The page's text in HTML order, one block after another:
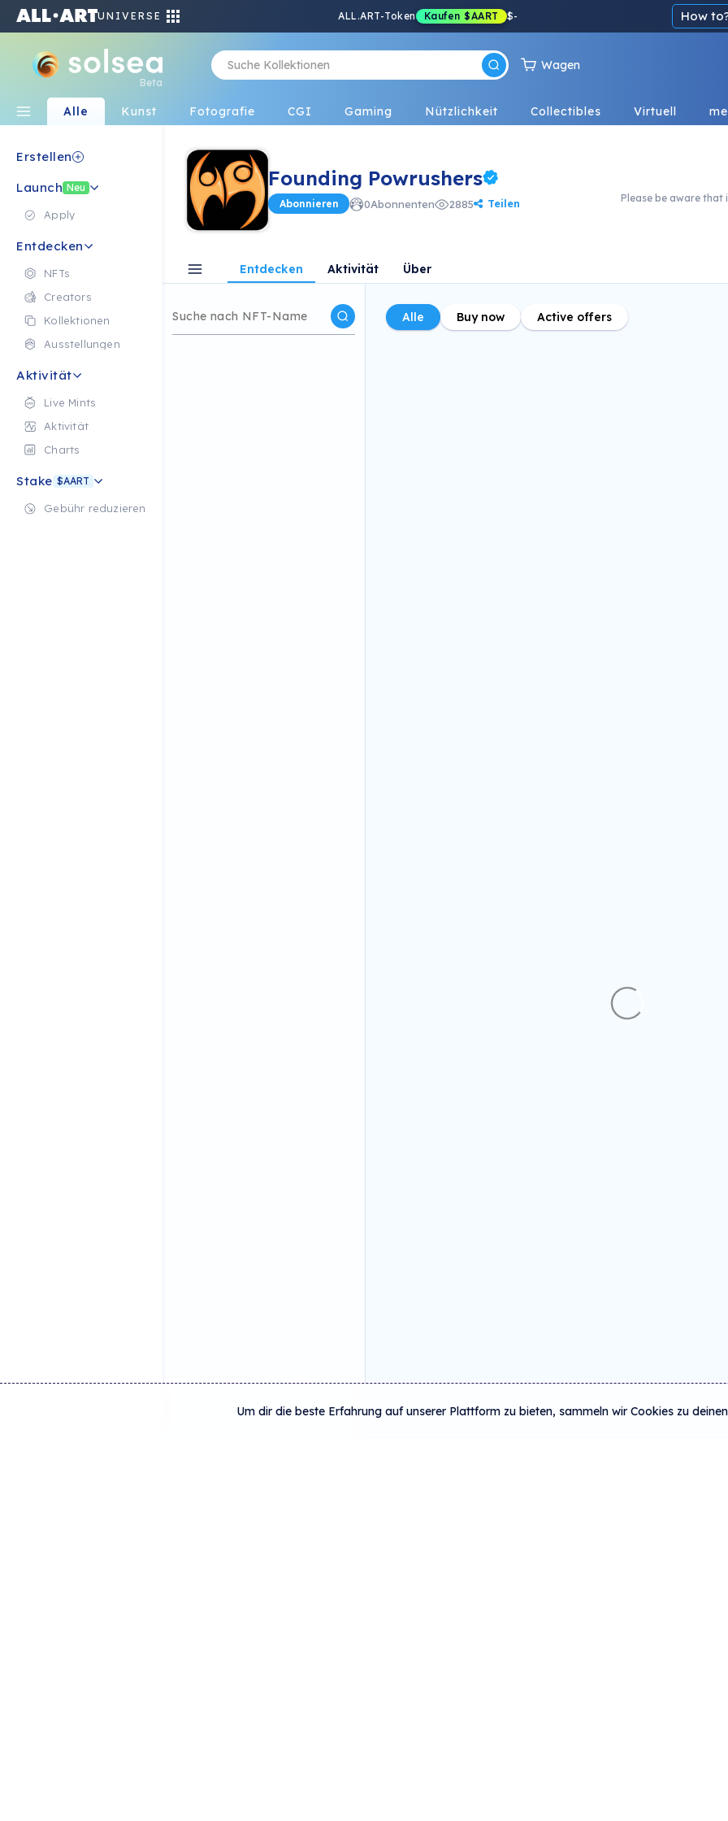
UNIVERSE ALL.ART-Token Kaufen $AART $- How
Beta
Wagen
Alle Kunst Fotografie CGI Gaming Nützlichkeit Collectibles Virtuell
Erstellen
Launch Neu
Apply
Entdecken
NFTs
Creators
Kollektionen
Ausstellungen
Aktivität
Live Mints
Aktivität
Charts
Stake $AART
Gebühr reduzieren
Founding Powrushers
Abonnieren 0Abonnenten 2885 Teilen Please be aware that
Entdecken Aktivität Über
Alle Buy now Active offers
Um dir die beste Erfahrung auf unserer Plattform zu bieten, sammeln wir Cookies zu